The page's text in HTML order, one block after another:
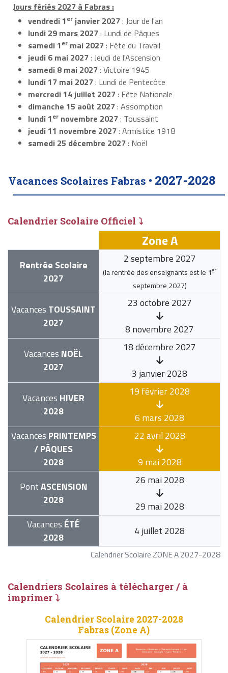
Jours fériés 2027 à Fabras :
vendredi 1er janvier 2027: Jour de l'an
lundi 29 mars 2027: Lundi de Pâques
samedi 1er mai 2027: Fête du Travail
jeudi 6 mai 2027: Jeudi de l'Ascension
samedi 8 mai 2027: Victoire 1945
lundi 17 mai 2027: Lundi de Pentecôte
mercredi 14 juillet 2027: Fête Nationale
dimanche 15 août 2027: Assomption
lundi 1er novembre 2027: Toussaint
jeudi 11 novembre 2027: Armistice 1918
samedi 25 décembre 2027: Noël
Vacances Scolaires Fabras • 2027-2028
Calendrier Scolaire Officiel ⤵
Calendrier Scolaire ZONE A 2027-2028
Zone A
Rentrée Scolaire
2027
2 septembre 2027
(la rentrée des enseignants est le 1er
septembre 2027)
Vacances TOUSSAINT
2027
23 octobre 2027
8 novembre 2027
Vacances NOËL
2027
18 décembre 2027
3 janvier 2028
Vacances HIVER
2028
19 février 2028
6 mars 2028
Vacances PRINTEMPS
/ PÂQUES
2028
22 avril 2028
9 mai 2028
PontASCENSION
2028
26 mai 2028
29 mai 2028
Vacances ÉTÉ
2028
4 juillet 2028
Calendriers Scolaires à télécharger / à
imprimer ⤵
Calendrier Scolaire 2027-2028
Fabras (Zone A)